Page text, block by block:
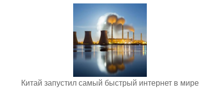
Китай запустил самый быстрый интернет в мире